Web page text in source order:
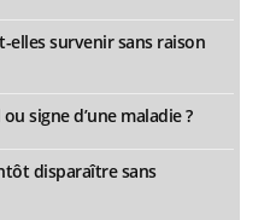
elles survenir sans raison
signe d’une maladie ?
disparaître sans